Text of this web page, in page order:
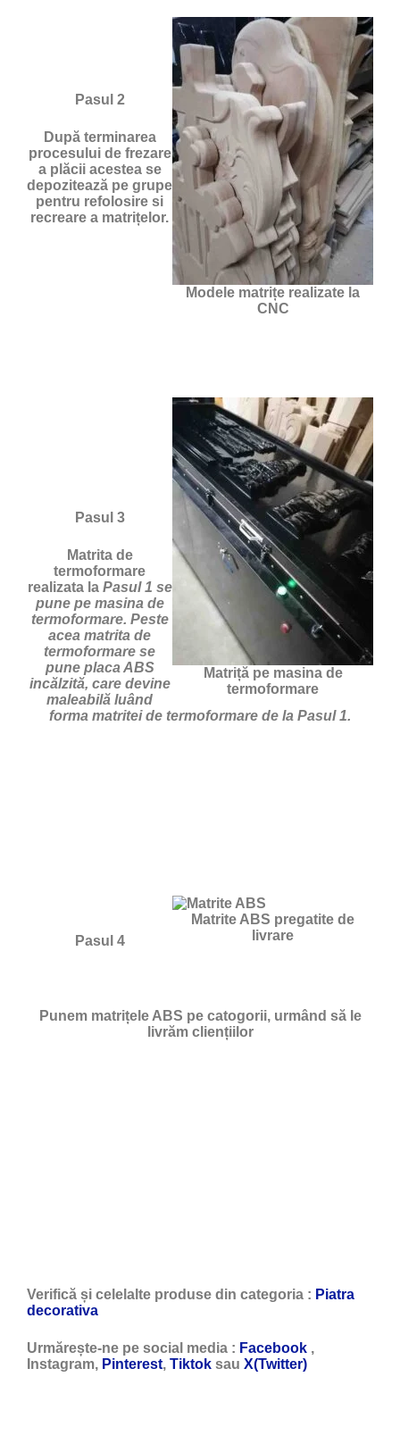
Modele matrițe realizate la
CNC
Pasul 2
După terminarea
procesului de frezare
a plăcii acestea se
depozitează pe grupe
pentru refolosire si
recreare a matrițelor.
Matriță pe masina de
termoformare
Pasul 3
Matrita de
termoformare
realizata la Pasul 1 se
pune pe masina de
termoformare. Peste
acea matrita de
termoformare se
pune placa ABS
incălzită, care devine
maleabilă luând
forma matritei de termoformare de la Pasul 1.
Matrite ABS pregatite de
livrare
Pasul 4
Punem matrițele ABS pe catogorii, urmând să le
livrăm cliențiilor
Verifică și celelalte produse din categoria : Piatra
decorativa
Urmărește-ne pe social media : Facebook ,
Instagram, Pinterest, Tiktok sau X(Twitter)